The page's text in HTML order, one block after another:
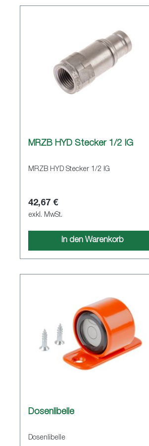
MRZB HYD Stecker 1/2 IG
MRZB HYD Stecker 1/2 IG
42,67 €
exkl. MwSt.
In den Warenkorb
Dosenlibelle
Dosenlibelle